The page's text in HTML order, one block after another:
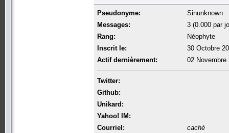
Pseudonyme:
Sinunknown
Messages:
3 (0.000 par
Rang:
Néophyte
Inscrit le:
30 Octobre
Actif dernièrement:
02 Novembre
Twitter:
Github:
Unikard:
Yahoo! IM:
Courriel:
caché